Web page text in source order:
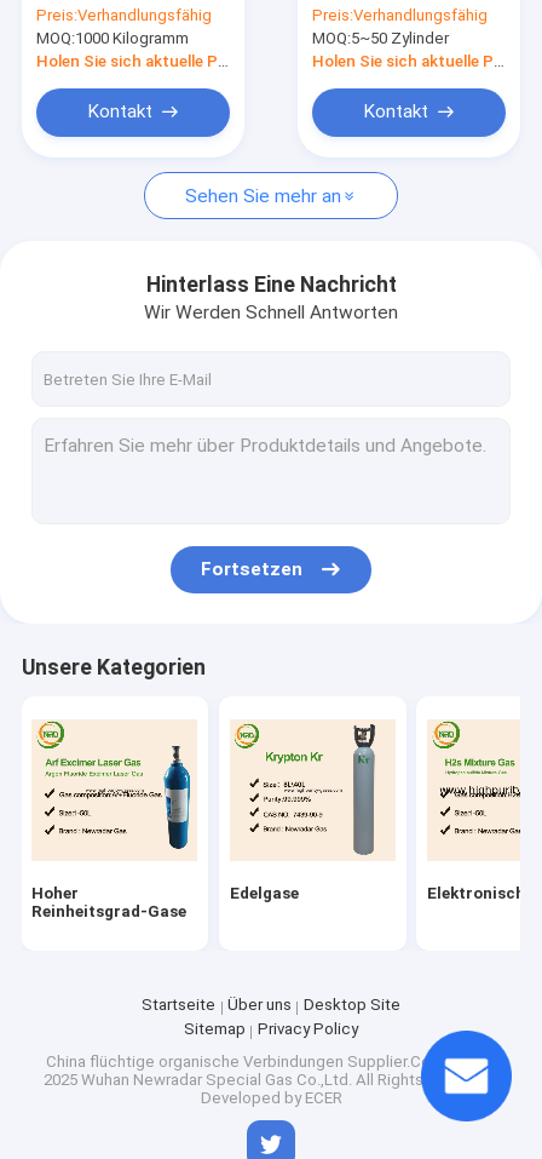
Erdöl-Gas-toxische
Substanz
Preis:Verhandlungsfähig
MOQ:1000 Kilogramm
Holen Sie sich aktuelle Preis
Kontakt
Erdgas-hohes reines
Preis:Verhandlungsfähig
MOQ:5~50 Zylinder
Holen Sie sich aktuelle Preis
Kontakt
Sehen Sie mehr an
Hinterlass Eine Nachricht
Wir Werden Schnell Antworten
Fortsetzen
Unsere Kategorien
Hoher
Reinheitsgrad-Gase
Edelgase Elektronische
Startseite Über uns
Desktop Site
Sitemap
Privacy Policy
China flüchtige organische Verbindungen Supplier.Copyright ©
2025 Wuhan Newradar Special Gas Co.,Ltd. All Rights Reserved.
Developed by ECER